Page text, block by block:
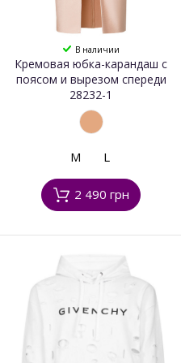
В наличии
Кремовая юбка-карандаш с
поясом и вырезом спереди
28232-1
M L
2 490 грн